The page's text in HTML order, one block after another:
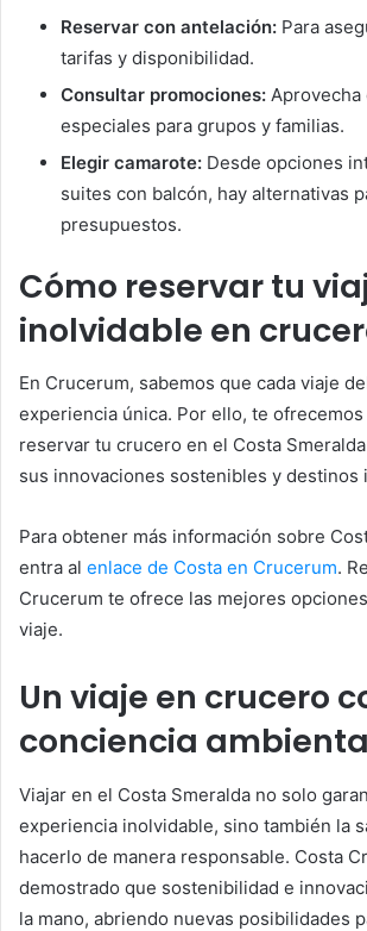
Reservar con antelación: Para
tarifas y disponibilidad.
Consultar promociones: Aprovecha
especiales para grupos y familias.
Elegir camarote: Desde opciones
suites con balcón, hay alternativas
presupuestos.
Cómo reservar tu
inolvidable en
En Crucerum, sabemos que cada viaje
experiencia única. Por ello, te
reservar tu crucero en el Costa
sus innovaciones sostenibles y destinos
Para obtener más información sobre
entra al enlace de Costa en Crucerum.
Crucerum te ofrece las mejores
viaje.
Un viaje en crucero
conciencia
Viajar en el Costa Smeralda no solo
experiencia inolvidable, sino también la
hacerlo de manera responsable. Costa
demostrado que sostenibilidad e
la mano, abriendo nuevas posibilidades